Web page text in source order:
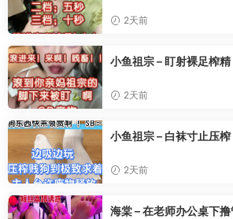
2天前
小鱼祖宗 – 盯射裸足榨精
2天前
小鱼祖宗 – 白袜寸止压榨
2天前
海棠 – 在老师办公桌下撸